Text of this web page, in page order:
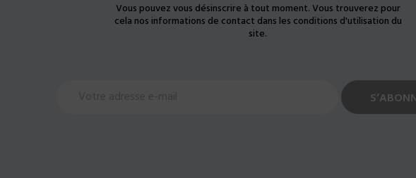
Vous pouvez vous désinscrire à tout moment. Vous trouverez pour
cela nos informations de contact dans les conditions d'utilisation du
site.